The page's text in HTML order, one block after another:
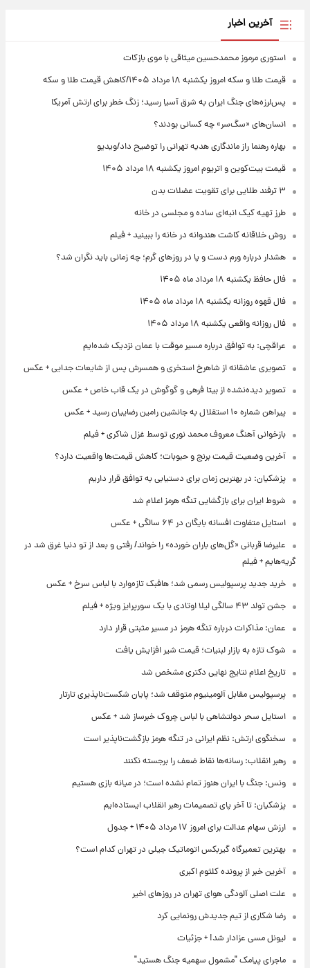
آخرین اخبار
استوری مرموز محمدحسین میثاقی با موی بازکات
قیمت طلا و سکه امروز یکشنبه ۱۸ مرداد ۱۴۰۵/کاهش قیمت طلا و سکه
پس‌لرزه‌های جنگ ایران به شرق آسیا رسید؛ زنگ خطر برای ارتش آمریکا
انسان‌های «سگ‌سر» چه کسانی بودند؟
بهاره رهنما راز ماندگاری هدیه تهرانی را توضیح داد/ویدیو
قیمت بیت‌کوین و اتریوم امروز یکشنبه ۱۸ مرداد ۱۴۰۵
۳ ترفند طلایی برای تقویت عضلات بدن
طرز تهیه کیک انبه‌ای ساده و مجلسی در خانه
روش خلاقانه کاشت هندوانه در خانه را ببینید + فیلم
هشدار درباره ورم دست و پا در روزهای گرم؛ چه زمانی باید نگران شد؟
فال حافظ یکشنبه ۱۸ مرداد ماه ۱۴۰۵
فال قهوه روزانه یکشنبه ۱۸ مرداد ماه ۱۴۰۵
فال روزانه واقعی یکشنبه ۱۸ مرداد ۱۴۰۵
عراقچی: به توافق درباره مسیر موقت با عمان نزدیک شده‌ایم
تصویری عاشقانه از شاهرخ استخری و همسرش پس از شایعات جدایی + عکس
تصویر دیده‌نشده از بیتا فرهی و گوگوش در یک قاب خاص + عکس
پیراهن شماره ۱۰ استقلال به جانشین رامین رضاییان رسید + عکس
بازخوانی آهنگ معروف محمد نوری توسط غزل شاکری + فیلم
آخرین وضعیت قیمت برنج و حبوبات؛ کاهش قیمت‌ها واقعیت دارد؟
پزشکیان: در بهترین زمان برای دستیابی به توافق قرار داریم
شروط ایران برای بازگشایی تنگه هرمز اعلام شد
استایل متفاوت افسانه بایگان در ۶۴ سالگی + عکس
علیرضا قربانی «گل‌های باران خورده» را خواند/ رفتی و بعد از تو دنیا غرق شد در
گریه‌هایم + فیلم
خرید جدید پرسپولیس رسمی شد؛ هافبک تازه‌وارد با لباس سرخ + عکس
جشن تولد ۴۳ سالگی لیلا اوتادی با یک سورپرایز ویژه + فیلم
عمان: مذاکرات درباره تنگه هرمز در مسیر مثبتی قرار دارد
شوک تازه به بازار لبنیات؛ قیمت شیر افزایش یافت
تاریخ اعلام نتایج نهایی دکتری مشخص شد
پرسپولیس مقابل آلومینیوم متوقف شد؛ پایان شکست‌ناپذیری تارتار
استایل سحر دولتشاهی با لباس چروک خبرساز شد + عکس
سخنگوی ارتش: نظم ایرانی در تنگه هرمز بازگشت‌ناپذیر است
رهبر انقلاب: رسانه‌ها نقاط ضعف را برجسته نکنند
ونس: جنگ با ایران هنوز تمام نشده است؛ در میانه بازی هستیم
پزشکیان: تا آخر پای تصمیمات رهبر انقلاب ایستاده‌ایم
ارزش سهام عدالت برای امروز ۱۷ مرداد ۱۴۰۵ + جدول
بهترین تعمیرگاه گیربکس اتوماتیک جیلی در تهران کدام است؟
آخرین خبر از پرونده کلثوم اکبری
علت اصلی آلودگی هوای تهران در روزهای اخیر
رضا شکاری از تیم جدیدش رونمایی کرد
لیونل مسی عزادار شد! + جزئیات
ماجرای پیامک "مشمول سهمیه جنگ هستید"